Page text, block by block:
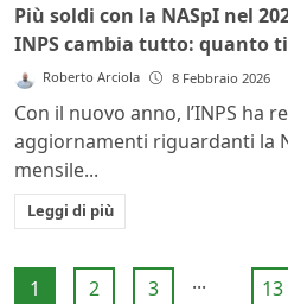
Più soldi con la NASpI nel
INPS cambia tutto: quanto
Roberto Arciola 8 Febbraio 2026
Con il nuovo anno, l’INPS ha
aggiornamenti riguardanti la
mensile...
Leggi di più
1 2 3 ... 13